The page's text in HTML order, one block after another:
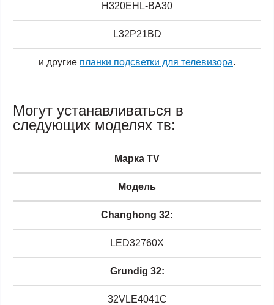
H320EHL-BA30
L32P21BD
и другие планки подсветки для телевизора.
Могут устанавливаться в
следующих моделях тв:
Марка TV
Модель
Changhong 32:
LED32760X
Grundig 32:
32VLE4041C